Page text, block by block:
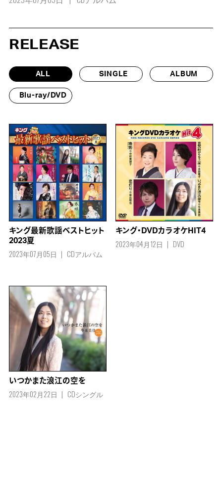
RELEASE
ALL SINGLE ALBUM
Blu-ray/DVD
キング最新歌謡ベストヒット
2023夏
2023年07月05日 CDアルバム
キング・DVDカラオケHIT4
2023年04月12日 DVD
いつかまた浪江の空を
2023年02月22日 CDシングル